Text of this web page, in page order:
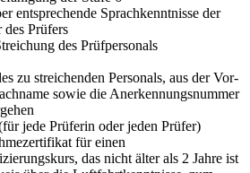
entsprechende Sprachkenntnisse der
Prüfers
des Prüfpersonals
zu streichenden Personals, aus der Vor-
sowie die Anerkennungsnummer
jede Prüferin oder jeden Prüfer)
für einen
das nicht älter als 2 Jahre ist